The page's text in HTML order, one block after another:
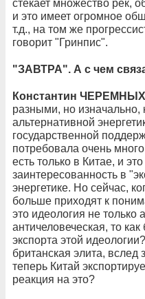
стекает множество рек,
и это имеет огромное
т.д., на том же
говорит "Гринпис".
"ЗАВТРА". А с чем
Константин
разными, но изначально,
альтернативной
государственной
потребовала очень
есть только в Китае, и
заинтересованность в
энергетике. Но сейчас,
больше приходят к
это идеология не только
античеловеческая, то
экспорта этой
британская элита, вслед
теперь Китай
реакция на это?